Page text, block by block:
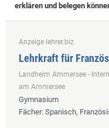
erklären und belegen
Anzeige lehrer.biz
Lehrkraft für
Landheim Ammersee -
am Ammersee
Gymnasium
Fächer: Spanisch,